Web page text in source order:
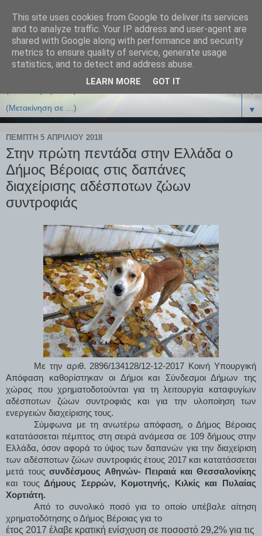
▼
▼
ΠΈΜΠΤΗ 5 ΑΠΡΙΛΊΟΥ 2018
Στην πρώτη πεντάδα στην Ελλάδα ο
Δήμος Βέροιας στις δαπάνες
διαχείρισης αδέσποτων ζώων
συντροφιάς
Με την αριθ. 2896/134128/12-12-2017 Κοινή Υπουργική
Απόφαση καθορίστηκαν οι Δήμοι και Σύνδεσμοι Δήμων της
χώρας που χρηματοδοτούνται για τη λειτουργία καταφυγίων
αδέσποτων ζώων συντροφιάς και για την υλοποίηση των
ενεργειών διαχείρισης τους.
Σύμφωνα με τη ανωτέρω απόφαση, ο Δήμος Βέροιας
κατατάσσεται πέμπτος στη σειρά ανάμεσα σε 109 δήμους στην
Ελλάδα, όσον αφορά το ύψος των δαπανών για την διαχείριση
των αδέσποτων ζώων συντροφιάς έτους 2017 και κατατάσσεται
μετά τουςσυνδέσμους Αθηνών- Πειραιά και Θεσσαλονίκης
και τουςΔήμους Σερρών, Κομοτηνής, Κιλκίς και Πυλαίας
Χορτιάτη.
Από το συνολικό ποσό για το οποίο υπέβαλε αίτηση
χρηματοδότησης ο Δήμος Βέροιας για το
έτος 2017 έλαβε κρατική ενίσχυση σε ποσοστό 29,2% για τις
This site uses cookies from Google to deliver its services
and to analyze traffic. Your IP address and user-agent are
shared with Google along with performance and security
metrics to ensure quality of service, generate usage
statistics, and to detect and address abuse.
LEARN MORE GOT IT